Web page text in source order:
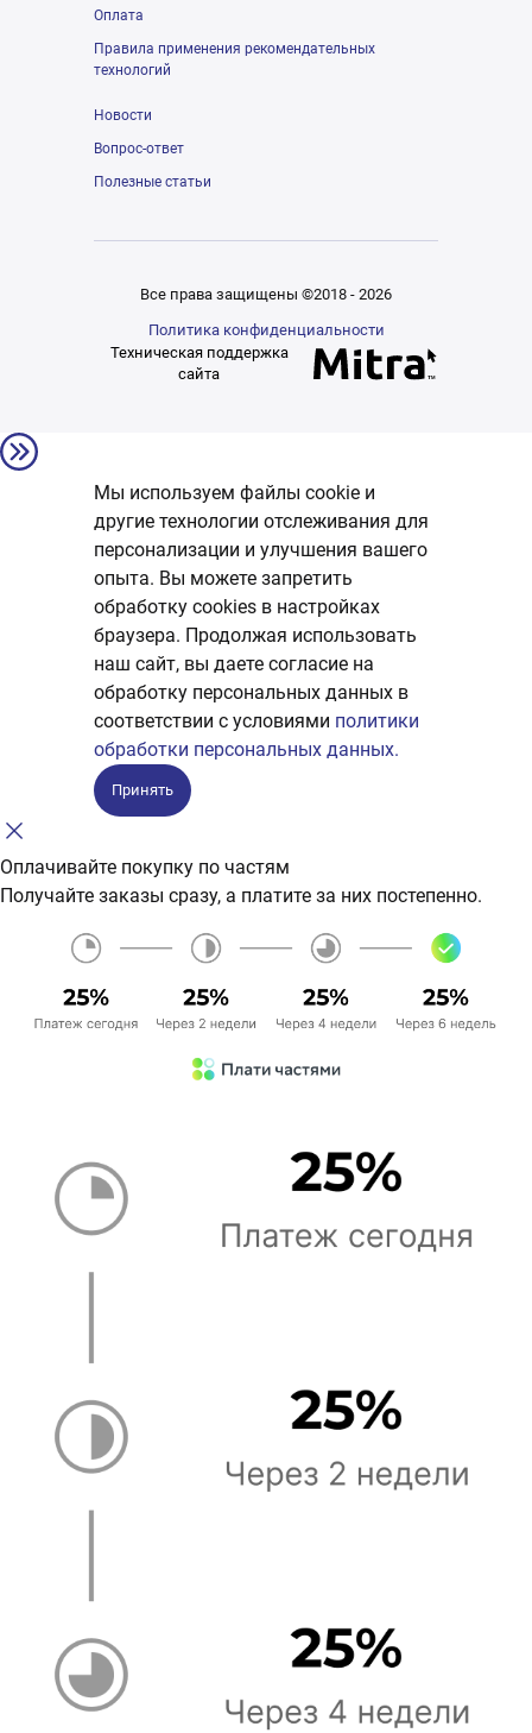
Оплата
Правила применения рекомендательных
технологий
Новости
Вопрос-ответ
Полезные статьи
Все права защищены ©2018 - 2026
Политика конфиденциальности
Техническая поддержка
сайта
Мы используем файлы cookie и
другие технологии отслеживания для
персонализации и улучшения вашего
опыта. Вы можете запретить
обработку сookies в настройках
браузера. Продолжая использовать
наш сайт, вы даете согласие на
обработку персональных данных в
соответствии с условиями политики
обработки персональных данных.
Принять
Оплачивайте покупку по частям
Получайте заказы сразу, а платите за них постепенно.